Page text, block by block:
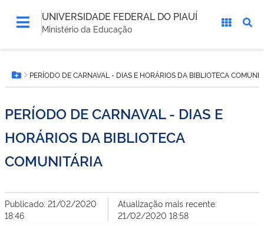
UNIVERSIDADE FEDERAL DO PIAUÍ
Ministério da Educação
está
aqui:Botão Menu
PERÍODO DE CARNAVAL - DIAS E HORÁRIOS DA BIBLIOTECA
PERÍODO DE CARNAVAL - DIAS E
HORÁRIOS DA BIBLIOTECA
COMUNITÁRIA
Publicado: 21/02/2020
18:46
Atualização mais recente:
21/02/2020 18:58